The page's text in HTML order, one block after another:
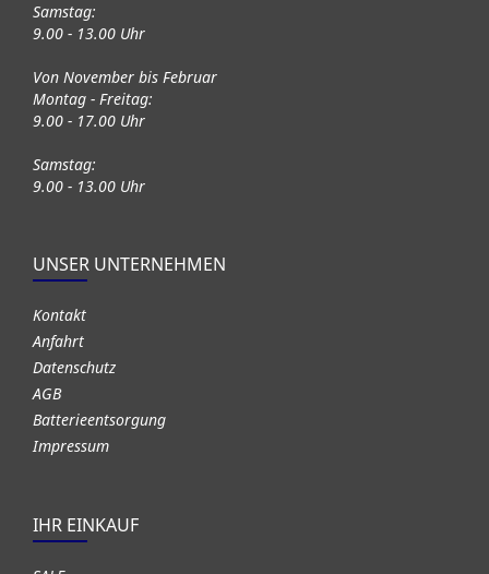
Samstag:
9.00 - 13.00 Uhr
Von November bis Februar
Montag - Freitag:
9.00 - 17.00 Uhr
Samstag:
9.00 - 13.00 Uhr
UNSER UNTERNEHMEN
Kontakt
Anfahrt
Datenschutz
AGB
Batterieentsorgung
Impressum
IHR EINKAUF